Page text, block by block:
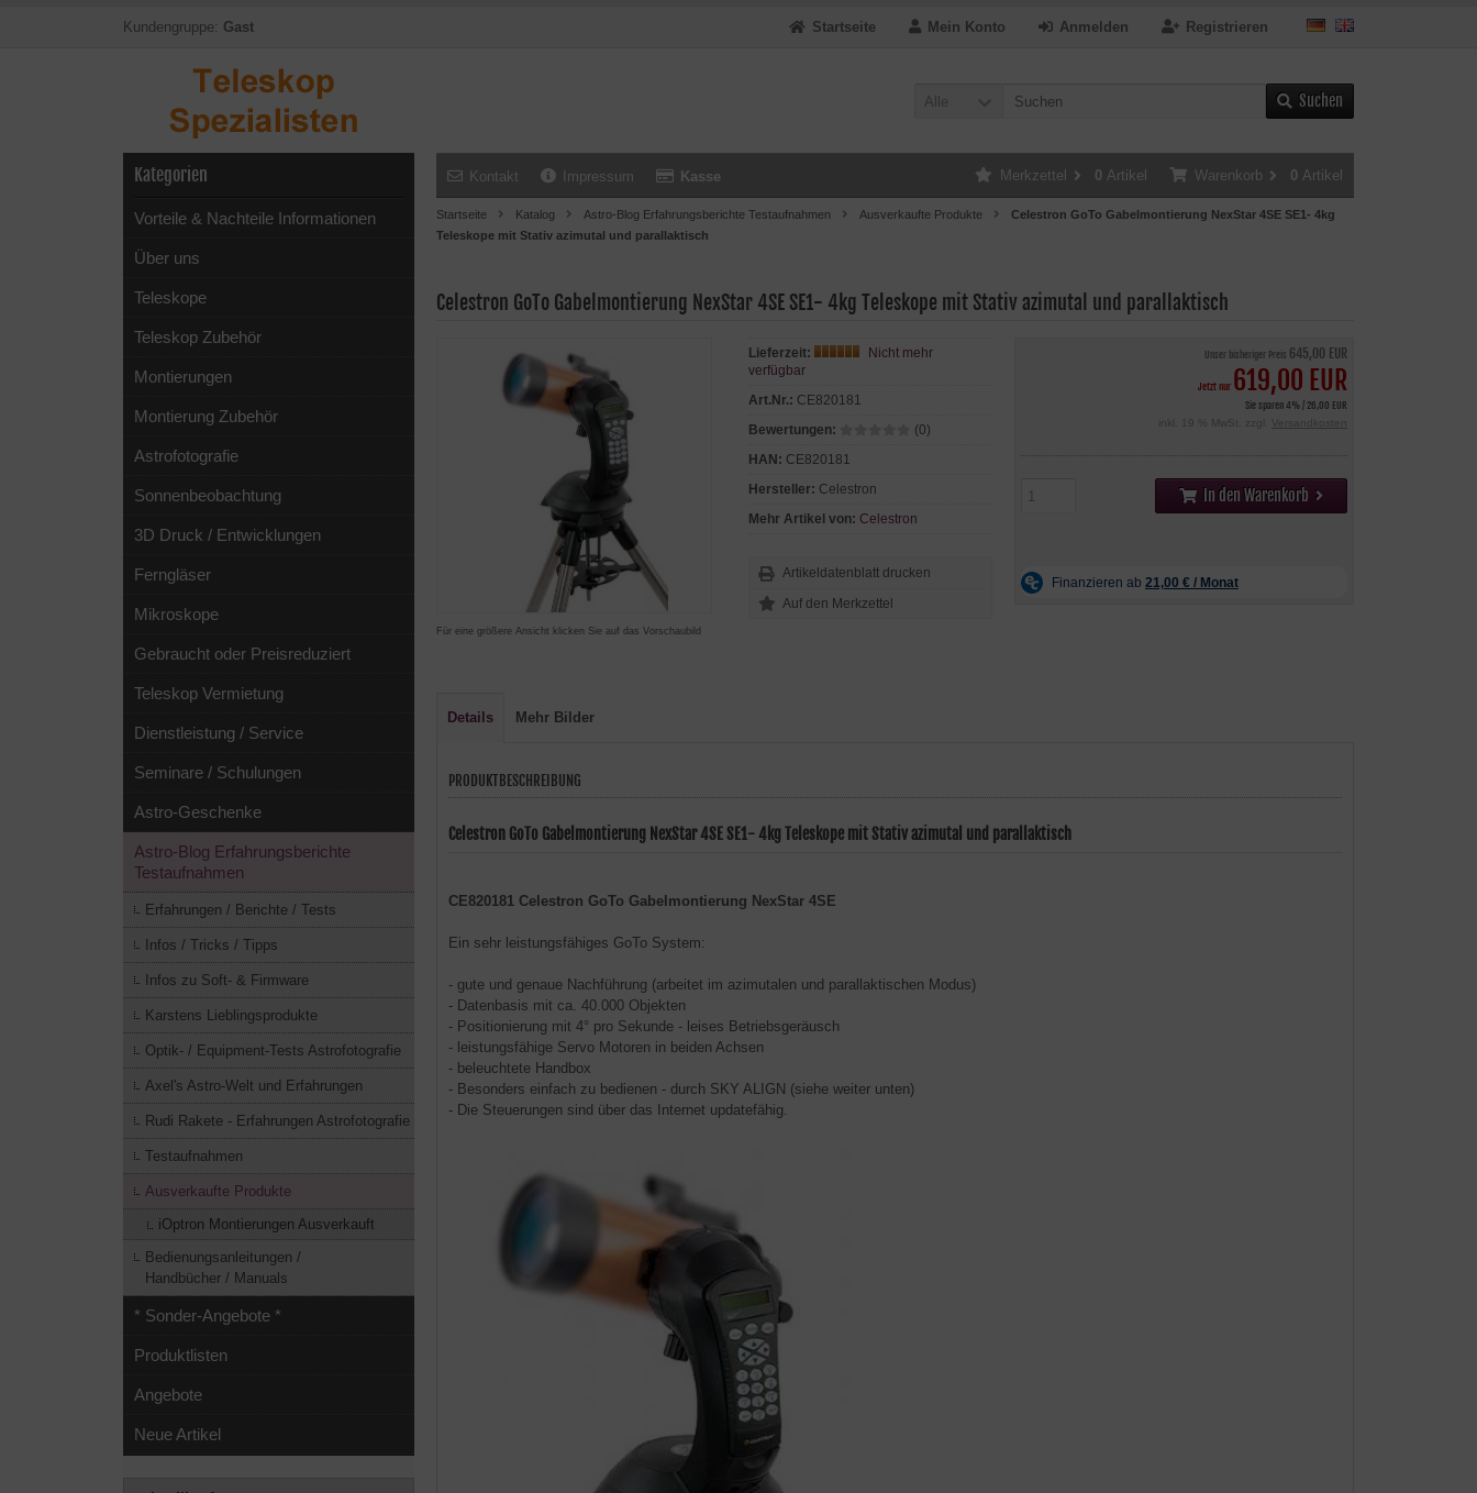
Kundengruppe: Gast Registrieren
Anmelden
Mein Konto
Startseite
Alle Suchen
Kontakt Impressum Kasse Warenkorb 0 Artikel
Merkzettel 0 Artikel
Startseite Katalog Astro-Blog Erfahrungsberichte Testaufnahmen Ausverkaufte Produkte
Celestron GoTo Gabelmontierung NexStar 4SE SE1- 4kg
Teleskope mit Stativ azimutal und parallaktisch
Celestron GoTo Gabelmontierung NexStar 4SE SE1- 4kg Teleskope mit Stativ azimutal und parallaktisch
Für eine größere Ansicht klicken Sie auf das Vorschaubild
Unser bisheriger Preis 645,00 EUR
Jetzt nur 619,00 EUR
Sie sparen 4% / 26,00 EUR
inkl. 19 % MwSt. zzgl.
Versandkosten
In den Warenkorb
Lieferzeit:
Nicht mehr
verfügbar
Art.Nr.: CE820181
Bewertungen:
(0)
HAN: CE820181
Hersteller: Celestron
Mehr Artikel von: Celestron
Artikeldatenblatt drucken
Details Mehr Bilder
PRODUKTBESCHREIBUNG
Celestron GoTo Gabelmontierung NexStar 4SE SE1- 4kg Teleskope mit Stativ azimutal und parallaktisch
CE820181 Celestron GoTo Gabelmontierung NexStar 4SE
Ein sehr leistungsfähiges GoTo System:
- gute und genaue Nachführung (arbeitet im azimutalen und parallaktischen Modus)
- Datenbasis mit ca. 40.000 Objekten
- Positionierung mit 4° pro Sekunde - leises Betriebsgeräusch
- leistungsfähige Servo Motoren in beiden Achsen
- beleuchtete Handbox
- Besonders einfach zu bedienen - durch SKY ALIGN (siehe weiter unten)
- Die Steuerungen sind über das Internet updatefähig.
Kategorien
Vorteile & Nachteile Informationen
Über uns
Teleskope
Teleskop Zubehör
Montierungen
Montierung Zubehör
Astrofotografie
Sonnenbeobachtung
3D Druck / Entwicklungen
Ferngläser
Mikroskope
Gebraucht oder Preisreduziert
Teleskop Vermietung
Dienstleistung / Service
Seminare / Schulungen
Astro-Geschenke
Astro-Blog Erfahrungsberichte
Testaufnahmen
Erfahrungen / Berichte / Tests
Infos / Tricks / Tipps
Infos zu Soft- & Firmware
Karstens Lieblingsprodukte
Optik- / Equipment-Tests Astrofotografie
Axel's Astro-Welt und Erfahrungen
Rudi Rakete - Erfahrungen Astrofotografie
Testaufnahmen
Ausverkaufte Produkte
iOptron Montierungen Ausverkauft
Bedienungsanleitungen /
Handbücher / Manuals
* Sonder-Angebote *
Produktlisten
Angebote
Neue Artikel